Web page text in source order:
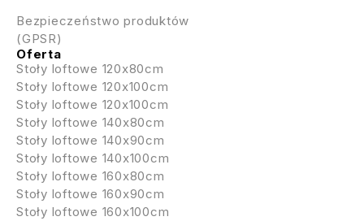
Bezpieczeństwo produktów
(GPSR)
Oferta
Stoły loftowe 120x80cm
Stoły loftowe 120x100cm
Stoły loftowe 120x100cm
Stoły loftowe 140x80cm
Stoły loftowe 140x90cm
Stoły loftowe 140x100cm
Stoły loftowe 160x80cm
Stoły loftowe 160x90cm
Stoły loftowe 160x100cm